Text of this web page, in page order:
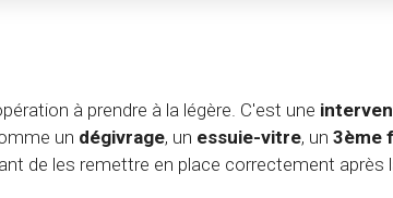
à prendre à la légère. C'est une
un dégivrage, un essuie-vitre, un 3ème
de les remettre en place correctement après